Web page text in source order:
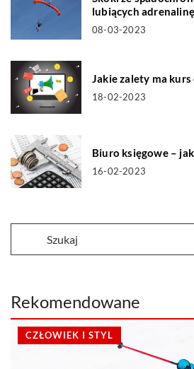
lubiących adrenalinę
08-03-2023
Jakie zalety ma kurs
18-02-2023
Biuro księgowe –
16-02-2023
Rekomendowane
CZŁOWIEK I STYL